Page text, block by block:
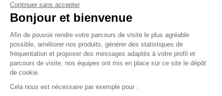
Vendez vos produits
Plan du site
© 2016 –Organisation SAFI
Continuer sans accepter
Bonjour et bienvenue
Afin de pouvoir rendre votre parcours de visite le plus agréable
possible, améliorer nos produits, générer des statistiques de
fréquentation et proposer des messages adaptés à votre profil et
parcours de visite, nos équipes ont mis en place sur ce site le dépôt
de cookie.
Cela nous est nécessaire par exemple pour :